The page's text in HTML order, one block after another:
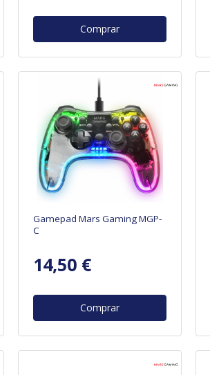
Comprar
Gamepad Mars Gaming MGP-
C
14,50 €
Comprar